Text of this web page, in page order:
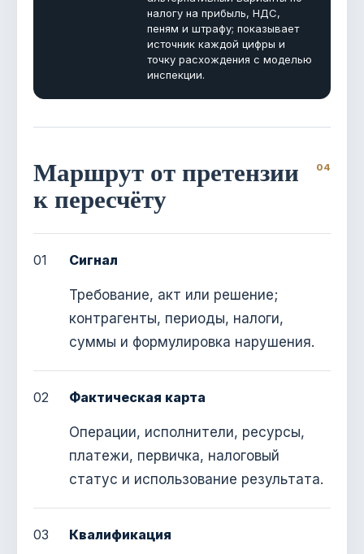
налогу на прибыль, НДС,
пеням и штрафу; показывает
источник каждой цифры и
точку расхождения с моделью
инспекции.
Маршрут от претензии
к пересчёту
01 Сигнал
Требование, акт или решение;
контрагенты, периоды, налоги,
суммы и формулировка нарушения.
02 Фактическая карта
Операции, исполнители, ресурсы,
платежи, первичка, налоговый
статус и использование результата.
03 Квалификация